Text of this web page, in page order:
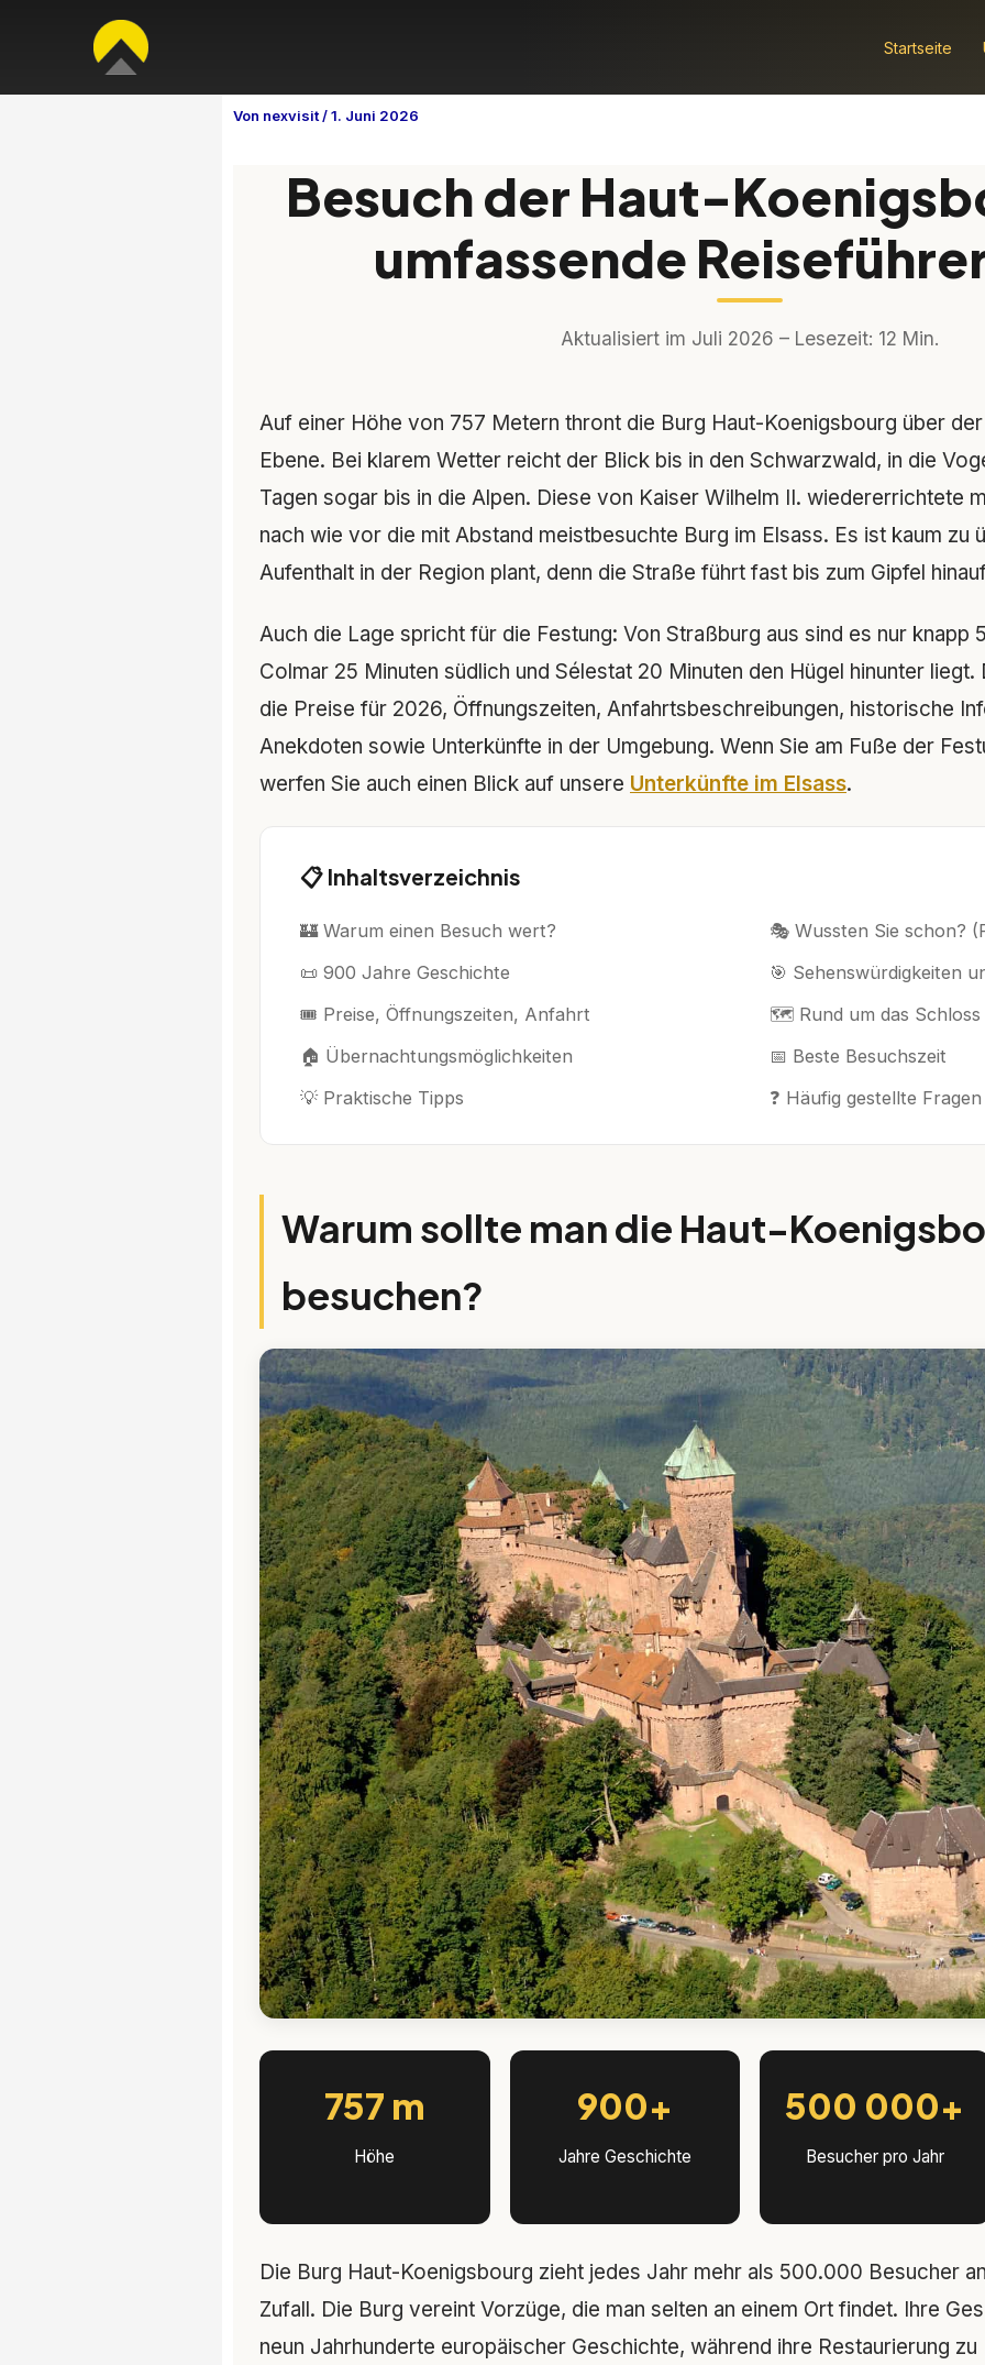
Startseite
Von nexvisit/1. Juni 2026
Besuch der Haut-
umfassende
Aktualisiert im Juli 2026 – Lesezeit: 12 Min.
Auf einer Höhe von 757 Metern thront die Burg Haut-Koenigsbourg über
Ebene. Bei klarem Wetter reicht der Blick bis in den Schwarzwald, in die
Tagen sogar bis in die Alpen. Diese von Kaiser Wilhelm II. wiedererrichtete
nach wie vor die mit Abstand meistbesuchte Burg im Elsass. Es ist kaum zu
Aufenthalt in der Region plant, denn die Straße führt fast bis zum Gipfel
Auch die Lage spricht für die Festung: Von Straßburg aus sind es nur knapp
Colmar 25 Minuten südlich und Sélestat 20 Minuten den Hügel hinunter
die Preise für 2026, Öffnungszeiten, Anfahrtsbeschreibungen, historische
Anekdoten sowie Unterkünfte in der Umgebung. Wenn Sie am Fuße der
werfen Sie auch einen Blick auf unsere Unterkünfte im Elsass.
📋 Inhaltsverzeichnis
🏰 Warum einen Besuch wert?
🎭 Wussten Sie schon?
📜 900 Jahre Geschichte
🎯 Sehenswürdigkeiten
🎟️ Preise, Öffnungszeiten, Anfahrt
🗺️ Rund um das Schloss
🏠 Übernachtungsmöglichkeiten
📅 Beste Besuchszeit
💡 Praktische Tipps
❓ Häufig gestellte Fragen
Warum sollte man die Haut-
besuchen?
757 m
Höhe
900+
Jahre Geschichte
500 000+
Besucher pro Jahr
Die Burg Haut-Koenigsbourg zieht jedes Jahr mehr als 500.000 Besucher
Zufall. Die Burg vereint Vorzüge, die man selten an einem Ort findet. Ihre
neun Jahrhunderte europäischer Geschichte, während ihre Restaurierung zu